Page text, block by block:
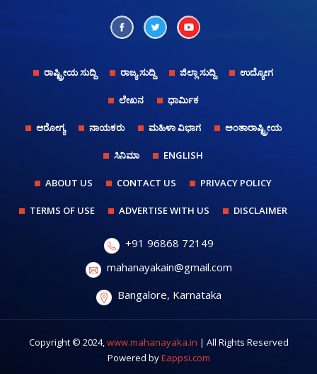
ರಾಷ್ಟ್ರೀಯ ಸುದ್ದಿ ರಾಜ್ಯ ಸುದ್ದಿ ಜಿಲ್ಲಾ ಸುದ್ದಿ ಉದ್ಯೋಗ
ಲೇಖನ ಧಾರ್ಮಿಕ
ಆರೋಗ್ಯ ನಾಯಕರು ಮಹಿಳಾ ವಿಭಾಗ ಅಂತಾರಾಷ್ಟ್ರೀಯ
ಸಿನಿಮಾ ENGLISH
ABOUT US CONTACT US PRIVACY POLICY
TERMS OF USE ADVERTISE WITH US DISCLAIMER
+91 96868 72149
mahanayakain@gmail.com
Bangalore, Karnataka
Copyright © 2024,www.mahanayaka.in | All Rights Reserved
Powered byEappsi.com